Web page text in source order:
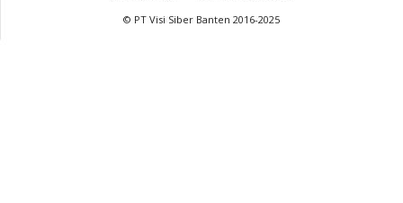
© PT Visi Siber Banten 2016-2025